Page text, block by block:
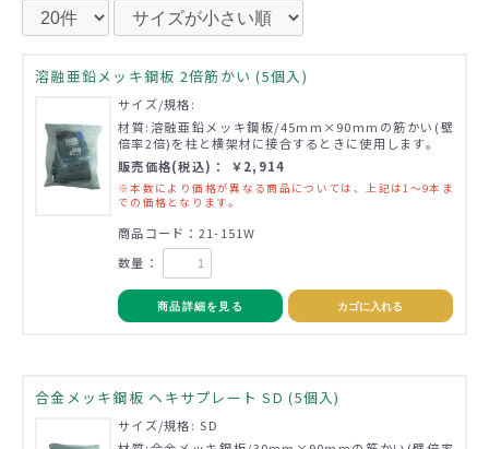
溶融亜鉛メッキ鋼板 2倍筋かい (5個入)
サイズ/規格:
材質:溶融亜鉛メッキ鋼板/45mm×90mmの筋かい(壁
倍率2倍)を柱と横架材に接合するときに使用します。
販売価格(税込)： ￥2,914
※本数により価格が異なる商品については、上記は1～9本ま
での価格となります。
商品コード：21-151W
数量：
商品詳細を見る カゴに入れる
合金メッキ鋼板 ヘキサプレート SD (5個入)
サイズ/規格: SD